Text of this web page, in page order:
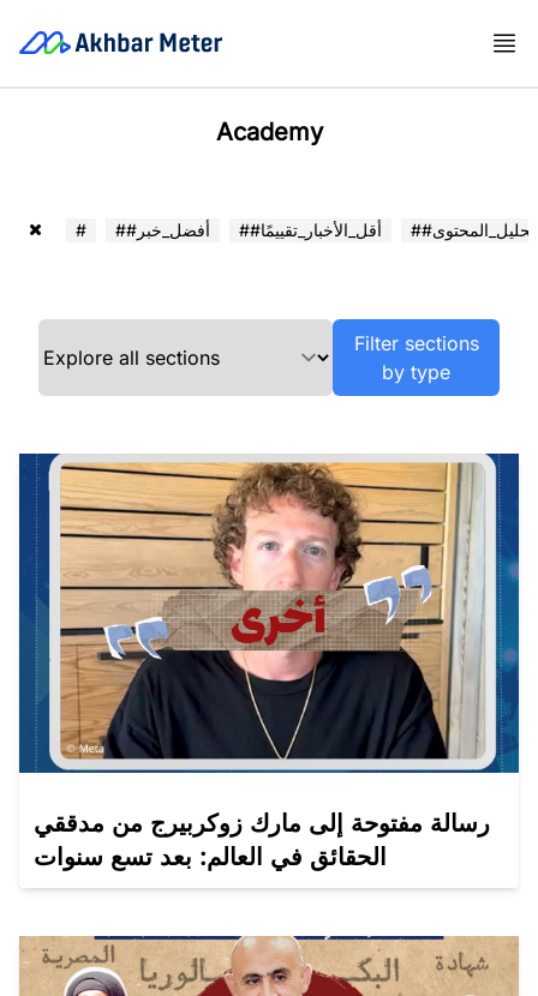
Academy
# ##أفضل_خبر ##أقل_الأخبار_تقييمًا ##تحليل_المحتوى
Filter sections
by type
رسالة مفتوحة إلى مارك زوكربيرج من مدققي
الحقائق في العالم: بعد تسع سنوات